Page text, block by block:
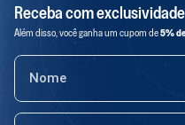
Receba com
Além disso, você ganha um cupom de5%